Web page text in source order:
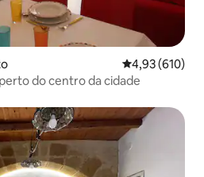
4,93 de uma
4,93 (610)
do centro da cidade